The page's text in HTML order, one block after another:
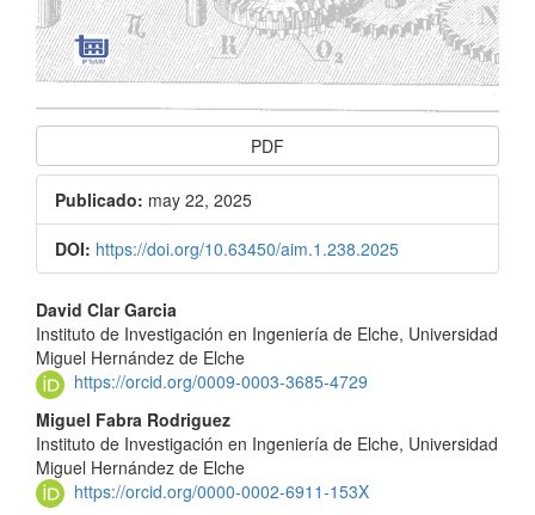
PDF
Publicado: may 22, 2025
DOI: https://doi.org/10.63450/aim.1.238.2025
Contenido
principal
del
artículo
David Clar Garcia
Instituto de Investigación en Ingeniería de Elche, Universidad
Miguel Hernández de Elche
https://orcid.org/0009-0003-3685-4729
Miguel Fabra Rodriguez
Instituto de Investigación en Ingeniería de Elche, Universidad
Miguel Hernández de Elche
https://orcid.org/0000-0002-6911-153X